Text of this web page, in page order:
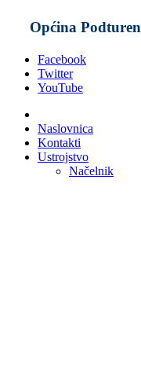
Općina Podturen
Facebook
Twitter
YouTube
Naslovnica
Kontakti
Ustrojstvo
Načelnik